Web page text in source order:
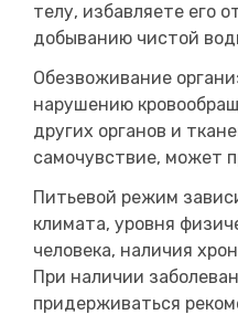
телу, избавляете его
добыванию чистой
Обезвоживание
нарушению
других органов и
самочувствие, может
Питьевой режим
климата, уровня
человека, наличия
При наличии
придерживаться